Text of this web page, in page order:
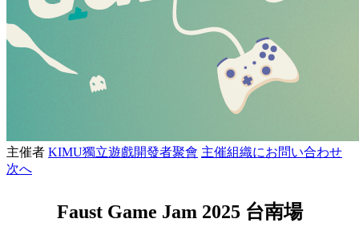
主催者 KIMU獨立遊戲開發者聚會 主催組織にお問い合わせ
次へ
Faust Game Jam 2025 台南場